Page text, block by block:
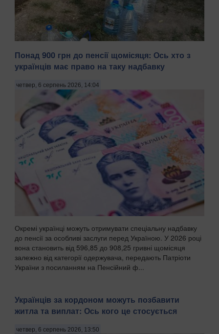
Тимчасово захоплений російськими військами Маріуполь
Донецької області після вибухів, що пролунали 5 серпня
передають Патріоти України з посиланням на легітимну
Маріупольську міську раду. . "У тимчасо...
Понад 900 грн до пенсії щомісяця: Ось хто з
українців має право на таку надбавку
четвер, 6 серпень 2026, 14:04
Окремі українці можуть отримувати спеціальну надбавку
до пенсії за особливі заслуги перед Україною. У 2026 році
вона становить від 596,85 до 908,25 гривні щомісяця
залежно від категорії одержувача, передають Патріоти
України з посиланням на Пенсійний ф...
Українців за кордоном можуть позбавити
житла та виплат: Ось кого це стосується
четвер, 6 серпень 2026, 13:50